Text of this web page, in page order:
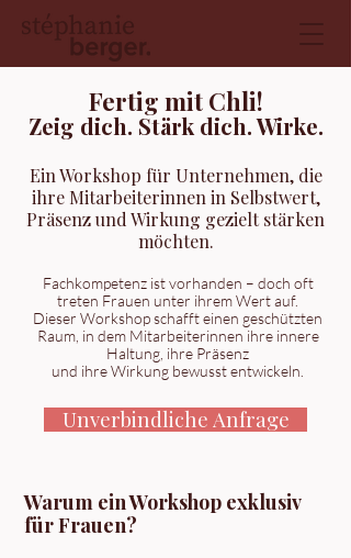
Fertig mit Chli!
Zeig dich. Stärk dich. Wirke.
Ein Workshop für Unternehmen, die
ihre Mitarbeiterinnen in Selbstwert,
Präsenz und Wirkung gezielt stärken
möchten.
Fachkompetenz ist vorhanden – doch oft
treten Frauen unter ihrem Wert auf.
Dieser Workshop schafft einen geschützten
Raum, in dem Mitarbeiterinnen ihre innere
Haltung, ihre Präsenz
und ihre Wirkung bewusst entwickeln.
Unverbindliche Anfrage
Warum ein Workshop exklusiv
für Frauen?